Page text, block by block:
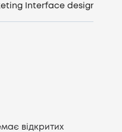
Interface design
відкритих